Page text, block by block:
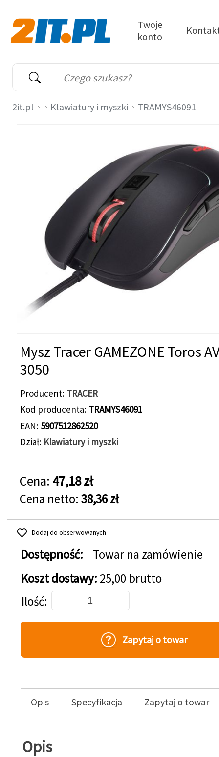
Wyszukiwarka
Słowo kluczowe
Twoje
konto
2it.pl Klawiatury i myszki TRAMYS46091
Mysz Tracer GAMEZONE Toros
3050
Producent TRACER
Kod producenta TRAMYS46091
EAN 5907512862520
Dział Klawiatury i myszki
Cena: 47,18 zł
Cena netto: 38,36 zł
Dodaj do obserwowanych
Dostępność:
Towar na zamówienie
Koszt dostawy: 25,00 brutto
Dodaj do koszyka
Ilość
Zapytaj o towar
Opis Specyfikacja Zapytaj o towar
Opis